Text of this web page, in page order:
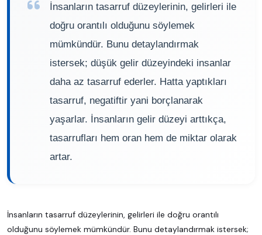
İnsanların tasarruf düzeylerinin, gelirleri ile
doğru orantılı olduğunu söylemek
mümkündür. Bunu detaylandırmak
istersek; düşük gelir düzeyindeki insanlar
daha az tasarruf ederler. Hatta yaptıkları
tasarruf, negatiftir yani borçlanarak
yaşarlar. İnsanların gelir düzeyi arttıkça,
tasarrufları hem oran hem de miktar olarak
artar.
İnsanların tasarruf düzeylerinin, gelirleri ile doğru orantılı
olduğunu söylemek mümkündür. Bunu detaylandırmak istersek;